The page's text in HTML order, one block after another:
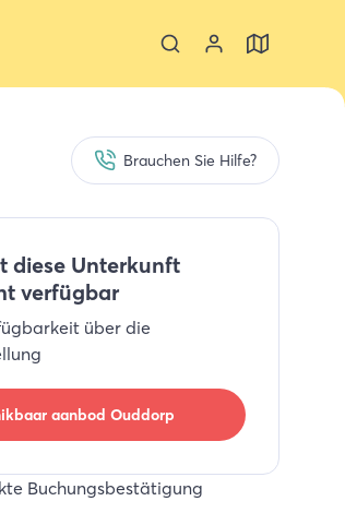
Brauchen Sie Hilfe?
diese Unterkunft
verfügbar
über die
aanbod Ouddorp
Buchungsbestätigung